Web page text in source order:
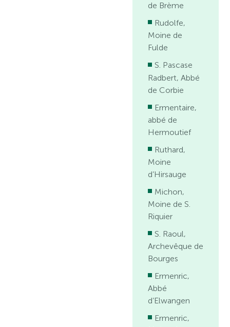
de Brème
Rudolfe,
Moine de
Fulde
S. Pascase
Radbert, Abbé
de Corbie
Ermentaire,
abbé de
Hermoutief
Ruthard,
Moine
d’Hirsauge
Michon,
Moine de S.
Riquier
S. Raoul,
Archevêque de
Bourges
Ermenric,
Abbé
d’Elwangen
Ermenric,